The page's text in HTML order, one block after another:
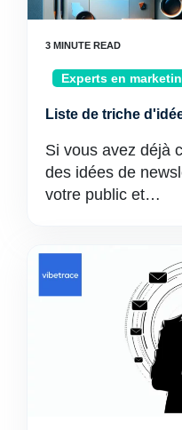
Experts en
Liste de triche
Si vous avez déjà
des idées de
votre public et…